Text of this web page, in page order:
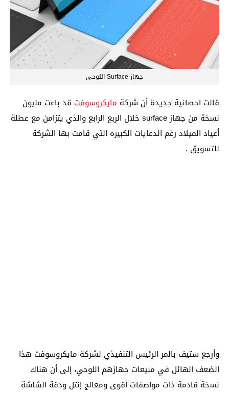
جهاز Surface اللوحي
قالت احصائية جديدة أن شركة مايكروسوفت قد باعت مليون
نسخة من جهاز surface خلال الربع الرابع والذي يتزامن مع عطلة
أعياد الميلاد رغم الدعايات الكبيره التي قامت بها الشركة
للتسويق .
وأرجع ستيف بالمر الرئيس التنفيذي لشركة مايكروسوفت هذا
الضعف الهائل في مبيعات جهازهم اللوحي، إلى أن هناك
نسخة قادمة ذات مواصفات أقوى ومعالج إنتل ودقة الشاشة